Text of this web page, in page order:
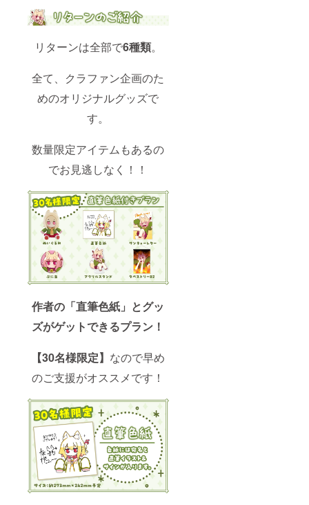
リターンは全部で6種類。
全て、クラファン企画のた
めのオリジナルグッズで
す。
数量限定アイテムもあるの
でお見逃しなく！！
作者の「直筆色紙」とグッ
ズがゲットできるプラン！
【30名様限定】 なので早め
のご支援がオススメです！